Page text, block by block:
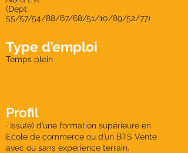
(Dept
55/57/54/88/67/68/51/10/89/52/77)
Type d’emploi
Temps plein
Profil
· Issu(e) d’une formation supérieure en
Ecole de commerce ou d’un BTS Vente
avec ou sans expérience terrain.